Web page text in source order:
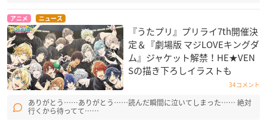
アニメ ニュース
『うたプリ』プリライ7th開催決
定＆『劇場版 マジLOVEキングダ
ム』ジャケット解禁！HE★VEN
Sの描き下ろしイラストも
34コメント
ありがとう……ありがとう……読んだ瞬間に泣いてしまった…… 絶対
行くから待ってて……